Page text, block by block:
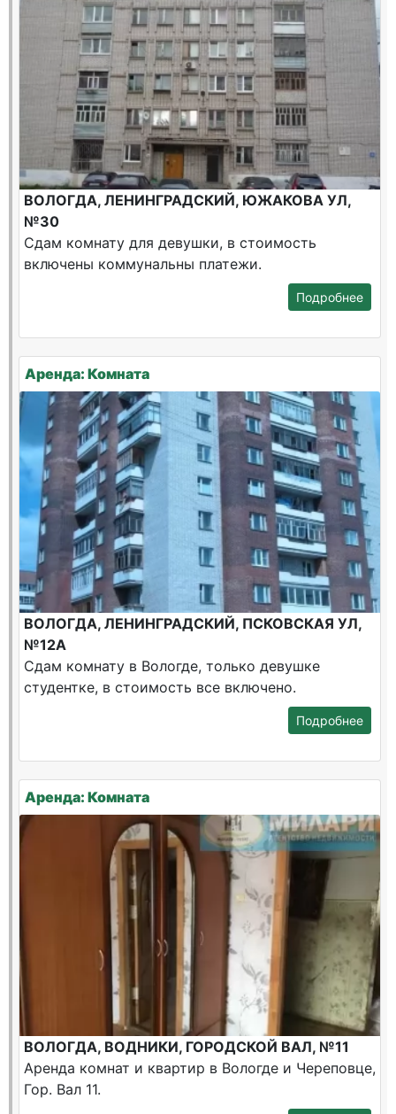
ВОЛОГДА, ЛЕНИНГРАДСКИЙ, ЮЖАКОВА УЛ,
№30
Сдам комнату для девушки, в стоимость
включены коммунальны платежи.
Подробнее
Аренда: Комната
ВОЛОГДА, ЛЕНИНГРАДСКИЙ, ПСКОВСКАЯ УЛ,
№12А
Сдам комнату в Вологде, только девушке
студентке, в стоимость все включено.
Подробнее
Аренда: Комната
ВОЛОГДА, ВОДНИКИ, ГОРОДСКОЙ ВАЛ, №11
Аренда комнат и квартир в Вологде и Череповце,
Гор. Вал 11.